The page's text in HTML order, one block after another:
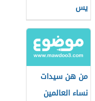
يس
من هن سيدات
نساء العالمين